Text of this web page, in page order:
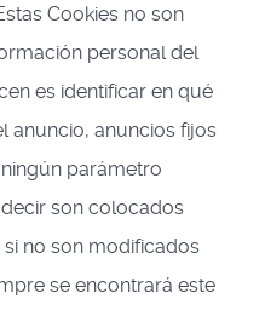
Cookies no son
personal del
es identificar en qué
anuncio, anuncios fijos
parámetro
son colocados
no son modificados
se encontrará este